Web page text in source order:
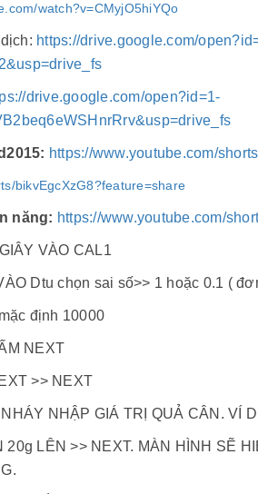
watch?v=CMyjO5hiYQo
https://drive.google.com/
drive.google.com/open?id=1-
https://www.youtube.com/
bikvEgcXzG8?feature=share
năng: https://www.youtube.com/
VÀO CAL1
Dtu chọn sai số>> 1 hoặc 0.1 (
định 10000
NEXT
>> NEXT
NHẬP GIÁ TRỊ QUẢ CÂN. VÍ
LÊN >> NEXT. MÀN HÌNH SẼ